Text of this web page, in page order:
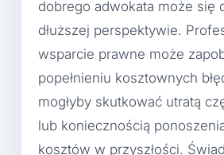
dobrego adwokata może się
dłuższej perspektywie.
wsparcie prawne może
popełnieniu kosztownych
mogłyby skutkować utratą
lub koniecznością
kosztów w przyszłości.